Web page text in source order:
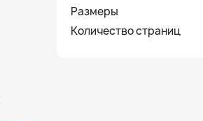
Размеры
Количество страниц